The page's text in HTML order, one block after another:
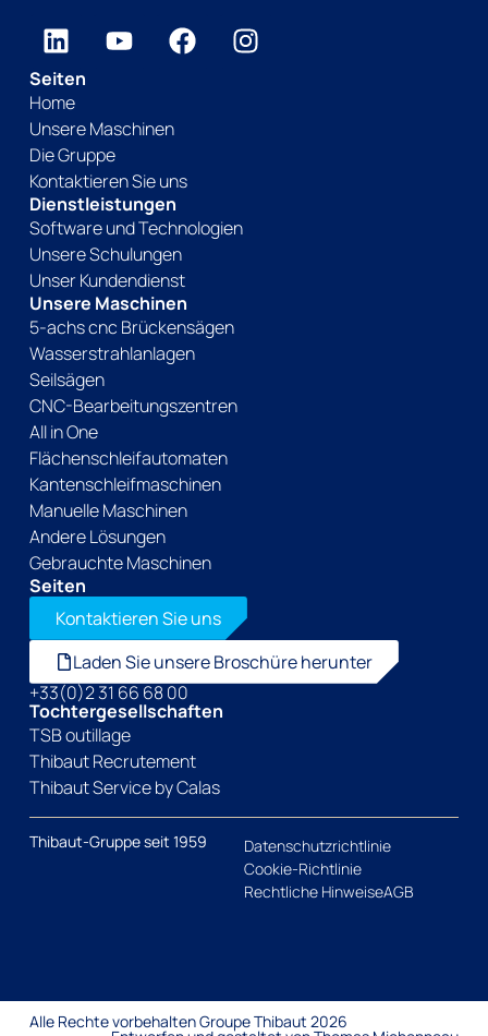
Seiten
Home
Unsere Maschinen
Die Gruppe
Kontaktieren Sie uns
Dienstleistungen
Software und Technologien
Unsere Schulungen
Unser Kundendienst
Unsere Maschinen
5-achs cnc Brückensägen
Wasserstrahlanlagen
Seilsägen
CNC-Bearbeitungszentren
All in One
Flächenschleifautomaten
Kantenschleifmaschinen
Manuelle Maschinen
Andere Lösungen
Gebrauchte Maschinen
Seiten
Kontaktieren Sie uns
Laden Sie unsere Broschüre herunter
+33(0)2 31 66 68 00
Tochtergesellschaften
TSB outillage
Thibaut Recrutement
Thibaut Service by Calas
Thibaut-Gruppe seit 1959
Datenschutzrichtlinie
Cookie-Richtlinie
Rechtliche HinweiseAGB
Alle Rechte vorbehalten Groupe Thibaut 2026